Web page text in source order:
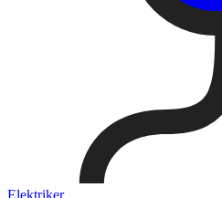
Elektriker